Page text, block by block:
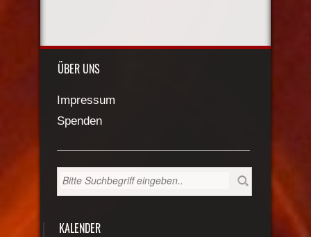
ÜBER UNS
Impressum
Spenden
KALENDER